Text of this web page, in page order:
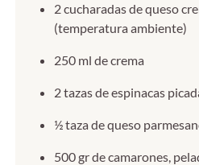
2 cucharadas de queso
(temperatura ambiente)
250 ml de crema
2 tazas de espinacas
½ taza de queso
500 gr de camarones,